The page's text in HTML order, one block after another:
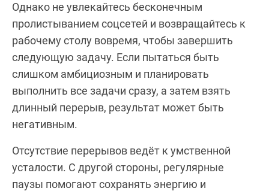
Однако не увлекайтесь бесконечным
пролистыванием соцсетей и возвращайтесь к
рабочему столу вовремя, чтобы завершить
следующую задачу. Если пытаться быть
слишком амбициозным и планировать
выполнить все задачи сразу, а затем взять
длинный перерыв, результат может быть
негативным.
Отсутствие перерывов ведёт к умственной
усталости. С другой стороны, регулярные
паузы помогают сохранять энергию и